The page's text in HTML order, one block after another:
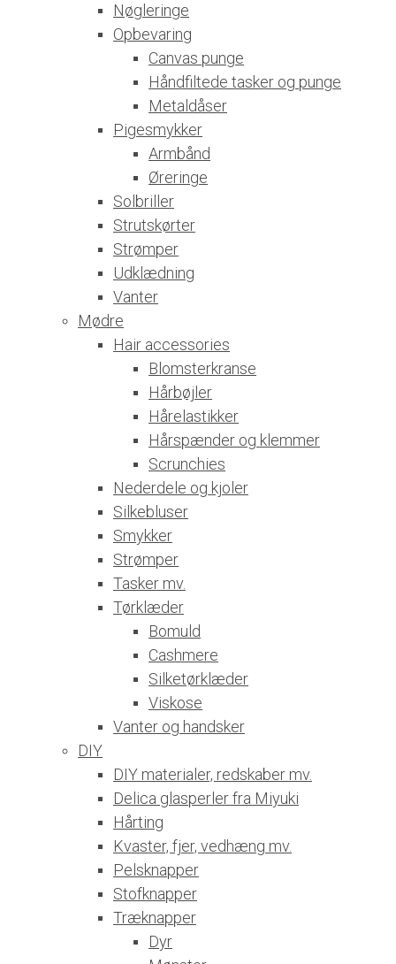
Nøgleringe
Opbevaring
Canvas punge
Håndfiltede tasker og punge
Metaldåser
Pigesmykker
Armbånd
Øreringe
Solbriller
Strutskørter
Strømper
Udklædning
Vanter
Mødre
Hair accessories
Blomsterkranse
Hårbøjler
Hårelastikker
Hårspænder og klemmer
Scrunchies
Nederdele og kjoler
Silkebluser
Smykker
Strømper
Tasker mv.
Tørklæder
Bomuld
Cashmere
Silketørklæder
Viskose
Vanter og handsker
DIY
DIY materialer, redskaber mv.
Delica glasperler fra Miyuki
Hårting
Kvaster, fjer, vedhæng mv.
Pelsknapper
Stofknapper
Træknapper
Dyr